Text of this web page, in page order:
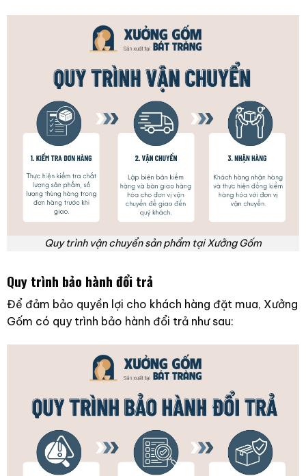
Quy trình vận chuyển sản phẩm tại Xưởng Gốm
Quy trình bảo hành đổi trả
Để đảm bảo quyền lợi cho khách hàng đặt mua, Xưởng
Gốm có quy trình bảo hành đổi trả như sau: